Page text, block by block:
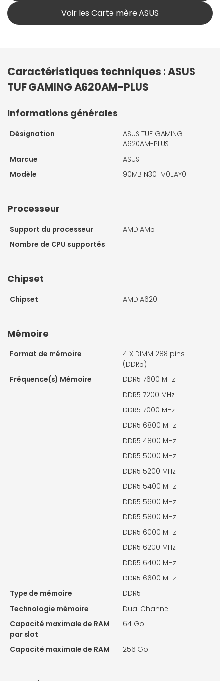
Voir les Carte mère ASUS
Caractéristiques techniques : ASUS
TUF GAMING A620AM-PLUS
Informations générales
Désignation
ASUS TUF GAMING
A620AM-PLUS
Marque
ASUS
Modèle
90MB1N30-M0EAY0
Processeur
Support du processeur
AMD AM5
Nombre de CPU supportés
1
Chipset
Chipset AMD A620
Mémoire
Format de mémoire 4 X DIMM 288 pins
(DDR5)
Fréquence(s) Mémoire
DDR5 7600 MHz
DDR5 7200 MHz
DDR5 7000 MHz
DDR5 6800 MHz
DDR5 4800 MHz
DDR5 5000 MHz
DDR5 5200 MHz
DDR5 5400 MHz
DDR5 5600 MHz
DDR5 5800 MHz
DDR5 6000 MHz
DDR5 6200 MHz
DDR5 6400 MHz
DDR5 6600 MHz
Type de mémoire
DDR5
Technologie mémoire
Dual Channel
Capacité maximale de RAM
par slot
64 Go
Capacité maximale de RAM 256 Go